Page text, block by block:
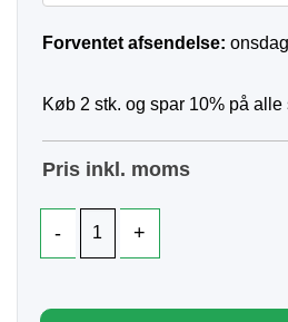
Forventet afsendelse:
Køb 2 stk. og spar 10% på alle
Pris inkl. moms